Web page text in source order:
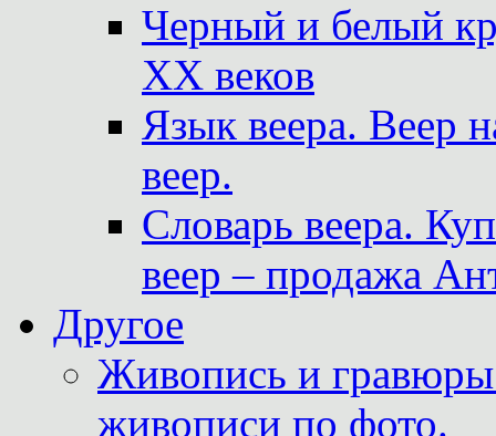
Черный и белый
XX веков
Язык веера. Веер
веер.
Словарь веера.
веер – продажа
Другое
Живопись и
живописи по фото.